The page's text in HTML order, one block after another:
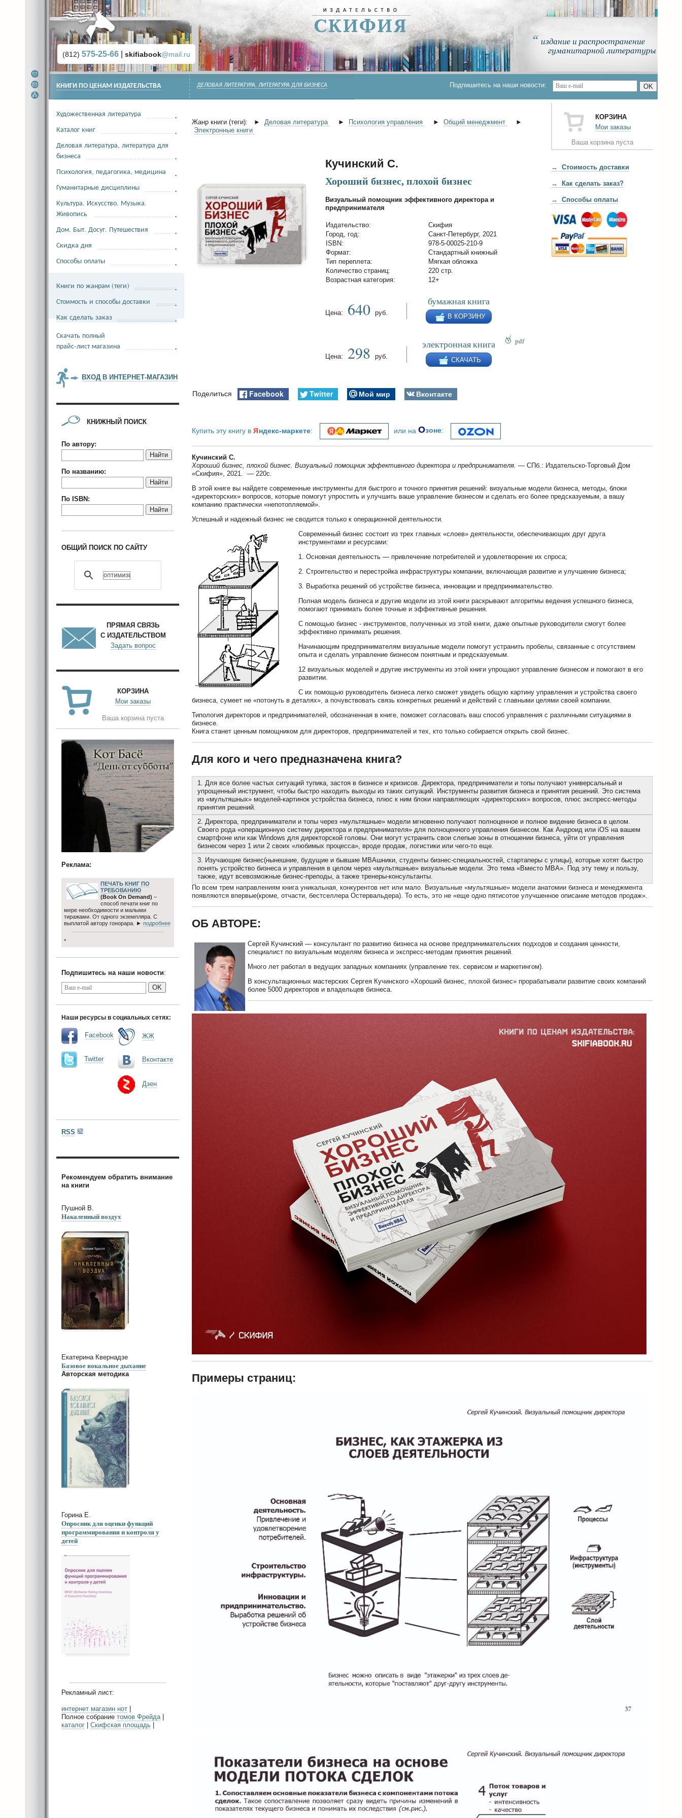
(812) 575-25-66 skifiabook@mail.ru
ДЕЛОВАЯ ЛИТЕРАТУРА, ЛИТЕРАТУРА ДЛЯ БИЗНЕСА Подпишитесь на наши новости: OK
КОРЗИНА
Мои заказы
Ваша корзина пуста
→ Стоимость доставки
→ Как сделать заказ?
→ Способы оплаты
Жанр книги (теги): ► Деловая литература ► Психология управления ► Общий менеджмент
►
Электронные книги
Кучинский С.
Хороший бизнес, плохой бизнес
Визуальный помощник эффективного директора и
предпринимателя
Издательство:
Скифия
Город, год:
Санкт-Петербург, 2021
ISBN:
978-5-00025-210-9
Формат:
Стандартный книжный
Тип переплета:
Мягкая обложка
Количество страниц:
220 стр.
Возрастная категория:
12+
Цена: 640 руб.
бумажная книга
В КОРЗИНУ
Цена: 298 руб.
электронная книга
СКАЧАТЬ
pdf
Поделиться Facebook Twitter Мой мир Вконтакте
Купить эту книгу в яндекс-маркете: или на Озоне:
Кучинский С.
Хороший бизнес, плохой бизнес. Визуальный помощник эффективного директора и предпринимателя. — СПб.: Издательско-Торговый Дом
«Скифия», 2021. — 220с.
В этой книге вы найдете современные инструменты для быстрого и точного принятия решений: визуальные модели бизнеса, методы, блоки
«директорских» вопросов, которые помогут упростить и улучшить ваше управление бизнесом и сделать его более предсказуемым, а вашу
компанию практически «непотопляемой».
Успешный и надежный бизнес не сводится только к операционной деятельности.
Современный бизнес состоит из трех главных «слоев» деятельности, обеспечивающих друг друга
инструментами и ресурсами:
1. Основная деятельность — привлечение потребителей и удовлетворение их спроса;
2. Строительство и перестройка инфраструктуры компании, включающая развитие и улучшение бизнеса;
3. Выработка решений об устройстве бизнеса, инновации и предпринимательство.
Полная модель бизнеса и другие модели из этой книги раскрывают алгоритмы ведения успешного бизнеса,
помогают принимать более точные и эффективные решения.
С помощью бизнес - инструментов, полученных из этой книги, даже опытные руководители смогут более
эффективно принимать решения.
Начинающим предпринимателям визуальные модели помогут устранить пробелы, связанные с отсутствием
опыта и сделать управление бизнесом понятным и предсказуемым.
12 визуальных моделей и другие инструменты из этой книги упрощают управление бизнесом и помогают в его
развитии.
С их помощью руководитель бизнеса легко сможет увидеть общую картину управления и устройства своего
бизнеса, сумеет не «потонуть в деталях», а почувствовать связь конкретных решений и действий с главными целями своей компании.
Типология директоров и предпринимателей, обозначенная в книге, поможет согласовать ваш способ управления с различными ситуациями в
бизнесе.
Книга станет ценным помощником для директоров, предпринимателей и тех, кто только собирается открыть свой бизнес.
Для кого и чего предназначена книга?
1. Для все более частых ситуаций тупика, застоя в бизнесе и кризисов. Директора, предприниматели и топы получают универсальный и
упрощенный инструмент, чтобы быстро находить выходы из таких ситуаций. Инструменты развития бизнеса и принятия решений. Это система
из «мультяшных» моделей-картинок устройства бизнеса, плюс к ним блоки направляющих «директорских» вопросов, плюс экспресс-методы
принятия решений.
2. Директора, предприниматели и топы через «мультяшные» модели мгновенно получают полноценное и полное видение бизнеса в целом.
Своего рода «операционную систему директора и предпринимателя» для полноценного управления бизнесом. Как Андроид или iOS на вашем
смартфоне или как Windows для директорской головы. Они могут устранить свои слепые зоны в отношении бизнеса, уйти от управления
бизнесом через 1 или 2 своих «любимых процесса», вроде продаж, логистики или чего-то еще.
3. Изучающие бизнес(нынешние, будущие и бывшие МВАшники, студенты бизнес-специальностей, стартаперы с улицы), которые хотят быстро
понять устройство бизнеса и управления в целом через «мультяшные» визуальные модели. Это тема «Вместо МВА». Под эту тему и пользу,
также, идут всевозможные бизнес-преподы, а также тренеры-консультанты.
По всем трем направлениям книга уникальная, конкурентов нет или мало. Визуальные «мультяшные» модели анатомии бизнеса и менеджмента
появляются впервые(кроме, отчасти, бестселлера Остервальдера). То есть, это не «еще одно пятисотое улучшенное описание методов продаж».
ОБ АВТОРЕ:
Сергей Кучинский — консультант по развитию бизнеса на основе предпринимательских подходов и создания ценности,
специалист по визуальным моделям бизнеса и экспресс-методам принятия решений.
Много лет работал в ведущих западных компаниях (управление тех. сервисом и маркетингом).
В консультационных мастерских Сергея Кучинского «Хороший бизнес, плохой бизнес» прорабатывали развитие своих компаний
более 5000 директоров и владельцев бизнеса.
Примеры страниц:
КНИГИ ПО ЦЕНАМ ИЗДАТЕЛЬСТВА
Художественная литература
Каталог книг
Деловая литература, литература для
бизнеса
Психология, педагогика, медицина
Гуманитарные дисциплины
Культура. Искусство. Музыка.
Живопись
Дом. Быт. Досуг. Путешествия
Скидка дня
Способы оплаты
Книги по жанрам (теги)
Стоимость и способы доставки
Как сделать заказ
Скачать полный
прайс-лист магазина
ВХОД В ИНТЕРНЕТ-МАГАЗИН
КНИЖНЫЙ ПОИСК
По автору:
Найти
По названию:
Найти
По ISBN:
Найти
ОБЩИЙ ПОИСК ПО САЙТУ
ПРЯМАЯ СВЯЗЬ
С ИЗДАТЕЛЬСТВОМ
Задать вопрос
КОРЗИНА
Мои заказы
Ваша корзина пуста
Реклама:
ПЕЧАТЬ КНИГ ПО
ТРЕБОВАНИЮ
(Book On Demand) –
способ печати книг по
мере необходимости и малыми
тиражами. От одного экземпляра. С
выплатой автору гонорара. ► подробнее
*
Подпишитесь на наши новости:
OK
Наши ресурсы в социальных сетях:
Facebook
Twitter
ЖЖ
Вконтакте
Дзен
RSS
Рекомендуем обратить внимание
на книги
Пушной В.
Накаленный воздух
Екатерина Квернадзе
Базовое вокальное дыхание
Авторская методика
Горина Е.
Опросник для оценки функций
программирования и контроля у
детей
Рекламный лист:
интернет магазин нот
Полное собрание томов Фрейда|
каталог
Скифская площадь